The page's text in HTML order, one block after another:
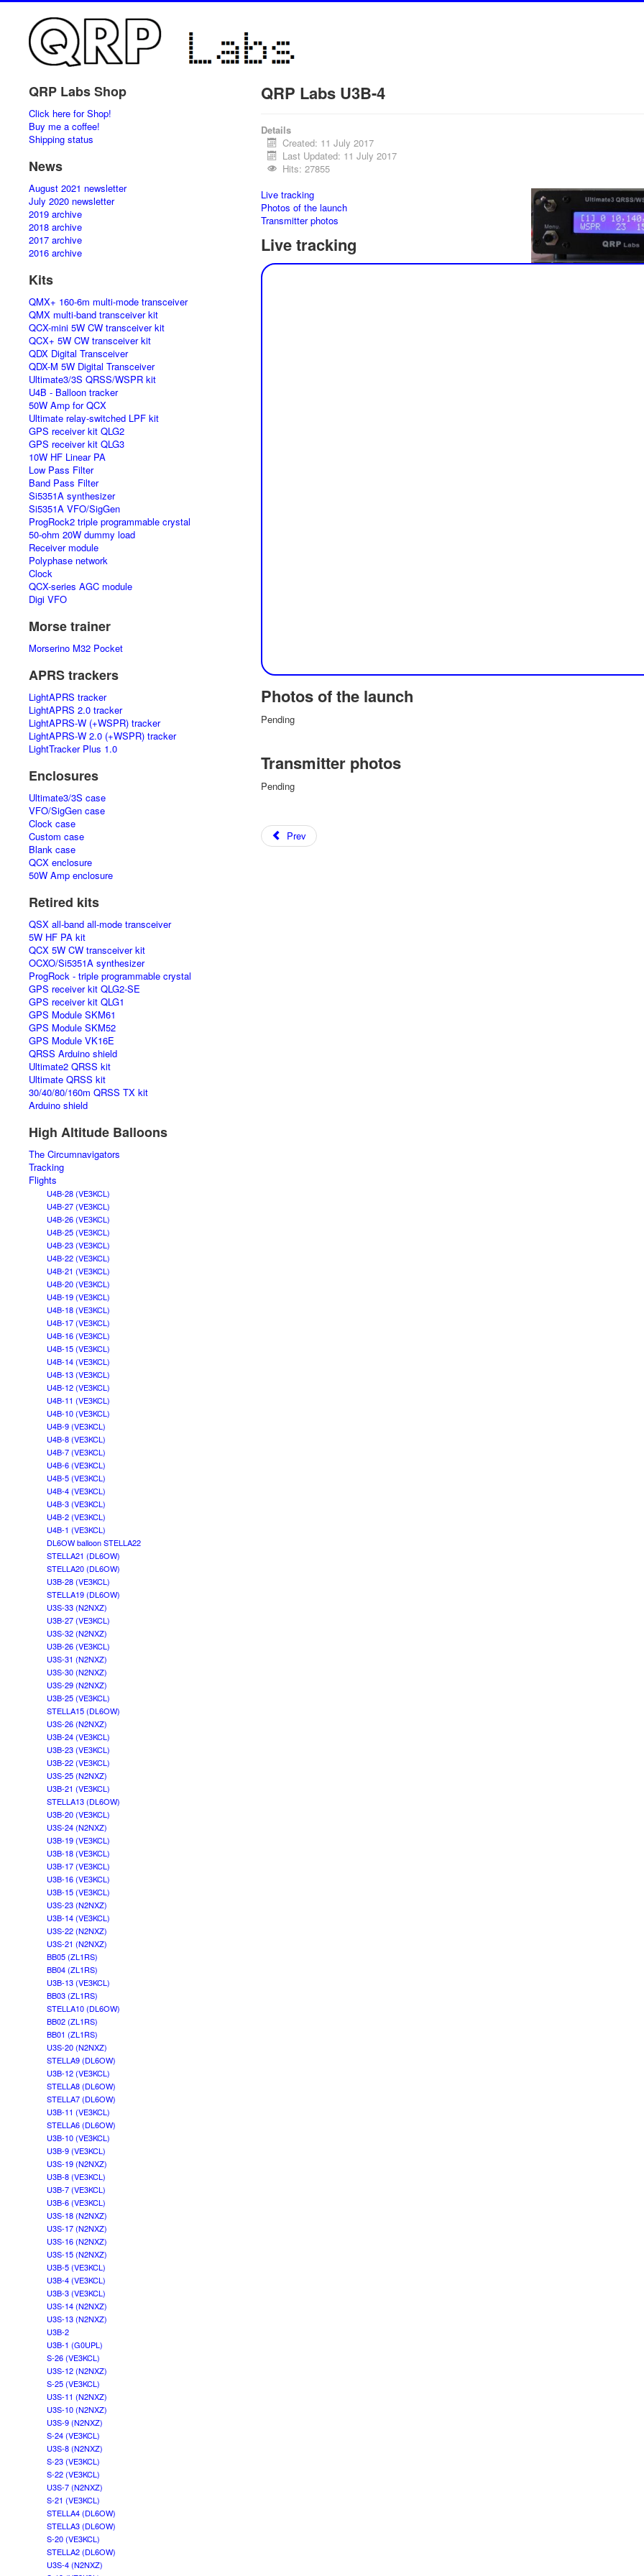
QRP Labs Shop
Click here for Shop!
Buy me a coffee!
Shipping status
News
August 2021 newsletter
July 2020 newsletter
2019 archive
2018 archive
2017 archive
2016 archive
Kits
QMX+ 160-6m multi-mode transceiver
QMX multi-band transceiver kit
QCX-mini 5W CW transceiver kit
QCX+ 5W CW transceiver kit
QDX Digital Transceiver
QDX-M 5W Digital Transceiver
Ultimate3/3S QRSS/WSPR kit
U4B - Balloon tracker
50W Amp for QCX
Ultimate relay-switched LPF kit
GPS receiver kit QLG2
GPS receiver kit QLG3
10W HF Linear PA
Low Pass Filter
Band Pass Filter
Si5351A synthesizer
Si5351A VFO/SigGen
ProgRock2 triple programmable crystal
50-ohm 20W dummy load
Receiver module
Polyphase network
Clock
QCX-series AGC module
Digi VFO
Morse trainer
Morserino M32 Pocket
APRS trackers
LightAPRS tracker
LightAPRS 2.0 tracker
LightAPRS-W (+WSPR) tracker
LightAPRS-W 2.0 (+WSPR) tracker
LightTracker Plus 1.0
Enclosures
Ultimate3/3S case
VFO/SigGen case
Clock case
Custom case
Blank case
QCX enclosure
50W Amp enclosure
Retired kits
QSX all-band all-mode transceiver
5W HF PA kit
QCX 5W CW transceiver kit
OCXO/Si5351A synthesizer
ProgRock - triple programmable crystal
GPS receiver kit QLG2-SE
GPS receiver kit QLG1
GPS Module SKM61
GPS Module SKM52
GPS Module VK16E
QRSS Arduino shield
Ultimate2 QRSS kit
Ultimate QRSS kit
30/40/80/160m QRSS TX kit
Arduino shield
High Altitude Balloons
The Circumnavigators
Tracking
Flights
U4B-28 (VE3KCL)
U4B-27 (VE3KCL)
U4B-26 (VE3KCL)
U4B-25 (VE3KCL)
U4B-23 (VE3KCL)
U4B-22 (VE3KCL)
U4B-21 (VE3KCL)
U4B-20 (VE3KCL)
U4B-19 (VE3KCL)
U4B-18 (VE3KCL)
U4B-17 (VE3KCL)
U4B-16 (VE3KCL)
U4B-15 (VE3KCL)
U4B-14 (VE3KCL)
U4B-13 (VE3KCL)
U4B-12 (VE3KCL)
U4B-11 (VE3KCL)
U4B-10 (VE3KCL)
U4B-9 (VE3KCL)
U4B-8 (VE3KCL)
U4B-7 (VE3KCL)
U4B-6 (VE3KCL)
U4B-5 (VE3KCL)
U4B-4 (VE3KCL)
U4B-3 (VE3KCL)
U4B-2 (VE3KCL)
U4B-1 (VE3KCL)
DL6OW balloon STELLA22
STELLA21 (DL6OW)
STELLA20 (DL6OW)
U3B-28 (VE3KCL)
STELLA19 (DL6OW)
U3S-33 (N2NXZ)
U3B-27 (VE3KCL)
U3S-32 (N2NXZ)
U3B-26 (VE3KCL)
U3S-31 (N2NXZ)
U3S-30 (N2NXZ)
U3S-29 (N2NXZ)
U3B-25 (VE3KCL)
STELLA15 (DL6OW)
U3S-26 (N2NXZ)
U3B-24 (VE3KCL)
U3B-23 (VE3KCL)
U3B-22 (VE3KCL)
U3S-25 (N2NXZ)
U3B-21 (VE3KCL)
STELLA13 (DL6OW)
U3B-20 (VE3KCL)
U3S-24 (N2NXZ)
U3B-19 (VE3KCL)
U3B-18 (VE3KCL)
U3B-17 (VE3KCL)
U3B-16 (VE3KCL)
U3B-15 (VE3KCL)
U3S-23 (N2NXZ)
U3B-14 (VE3KCL)
U3S-22 (N2NXZ)
U3S-21 (N2NXZ)
BB05 (ZL1RS)
BB04 (ZL1RS)
U3B-13 (VE3KCL)
BB03 (ZL1RS)
STELLA10 (DL6OW)
BB02 (ZL1RS)
BB01 (ZL1RS)
U3S-20 (N2NXZ)
STELLA9 (DL6OW)
U3B-12 (VE3KCL)
STELLA8 (DL6OW)
STELLA7 (DL6OW)
U3B-11 (VE3KCL)
STELLA6 (DL6OW)
U3B-10 (VE3KCL)
U3B-9 (VE3KCL)
U3S-19 (N2NXZ)
U3B-8 (VE3KCL)
U3B-7 (VE3KCL)
U3B-6 (VE3KCL)
U3S-18 (N2NXZ)
U3S-17 (N2NXZ)
U3S-16 (N2NXZ)
U3S-15 (N2NXZ)
U3B-5 (VE3KCL)
U3B-4 (VE3KCL)
U3B-3 (VE3KCL)
U3S-14 (N2NXZ)
U3S-13 (N2NXZ)
U3B-2
U3B-1 (G0UPL)
S-26 (VE3KCL)
U3S-12 (N2NXZ)
S-25 (VE3KCL)
U3S-11 (N2NXZ)
U3S-10 (N2NXZ)
U3S-9 (N2NXZ)
S-24 (VE3KCL)
U3S-8 (N2NXZ)
S-23 (VE3KCL)
S-22 (VE3KCL)
U3S-7 (N2NXZ)
S-21 (VE3KCL)
STELLA4 (DL6OW)
STELLA3 (DL6OW)
S-20 (VE3KCL)
STELLA2 (DL6OW)
U3S-4 (N2NXZ)
QRP Labs U3B-4
Details
Created: 11 July 2017
Last Updated: 11 July 2017
Hits: 27855
Live tracking
Photos of the launch
Transmitter photos
Live tracking
Photos of the launch
Pending
Transmitter photos
Pending
Prev